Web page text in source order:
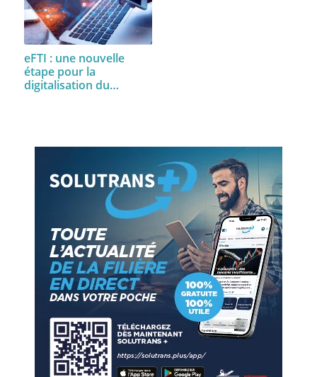
eFTI : une nouvelle
étape pour la
digitalisation du…